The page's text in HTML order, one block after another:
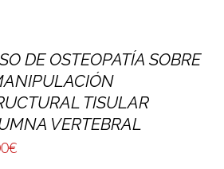
DE OSTEOPATÍA SOBRE
TISULAR
VERTEBRAL
€